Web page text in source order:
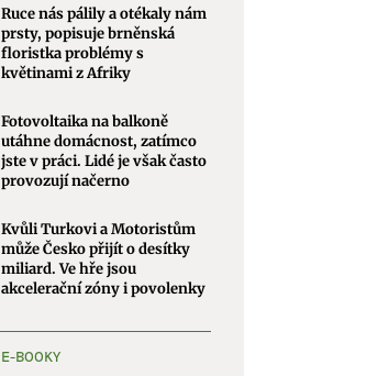
Ruce nás pálily a otékaly nám
prsty, popisuje brněnská
floristka problémy s
květinami z Afriky
Fotovoltaika na balkoně
utáhne domácnost, zatímco
jste v práci. Lidé je však často
provozují načerno
Kvůli Turkovi a Motoristům
může Česko přijít o desítky
miliard. Ve hře jsou
akcelerační zóny i povolenky
BOOKY